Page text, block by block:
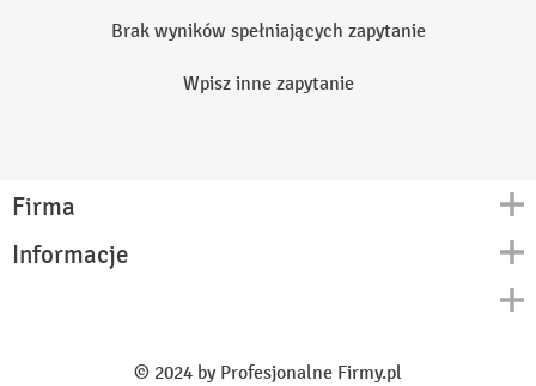
Brak wyników spełniających zapytanie
Wpisz inne zapytanie
Firma
Kontakt
Informacje
© 2024 by Profesjonalne Firmy.pl